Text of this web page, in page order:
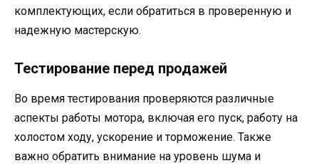
комплектующих, если обратиться в проверенную и
надежную мастерскую.
Тестирование перед продажей
Во время тестирования проверяются различные
аспекты работы мотора, включая его пуск, работу на
холостом ходу, ускорение и торможение. Также
важно обратить внимание на уровень шума и